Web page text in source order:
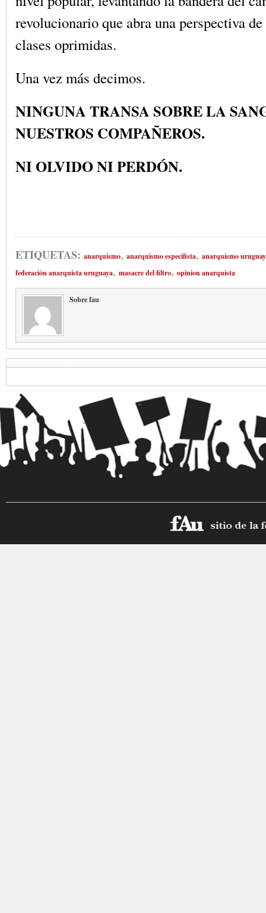
revolucionario que abra una perspectiva de
clases oprimidas.
Una vez más decimos.
NINGUNA TRANSA SOBRE LA
NUESTROS COMPAÑEROS.
NI OLVIDO NI PERDÓN.
ETIQUETAS: anarquismo, anarquismo especifista, anarquismo uruguay
federación anarquista uruguaya, masacre del filtro, opinion anarquista
Sobre fau